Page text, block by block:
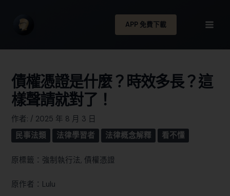
APP 免費下載
債權憑證是什麼？時效多長？這
樣聲請就對了！
作者: / 2025 年 8 月 3 日
民事法類
法律學習者 法律概念解釋 看不懂
原標籤：強制執行法, 債權憑證
原作者：Lulu